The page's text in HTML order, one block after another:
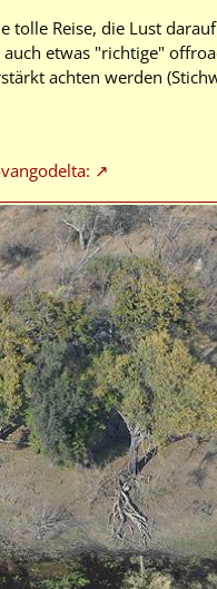
tolle Reise, die Lust
etwas "richtige"
achten werden